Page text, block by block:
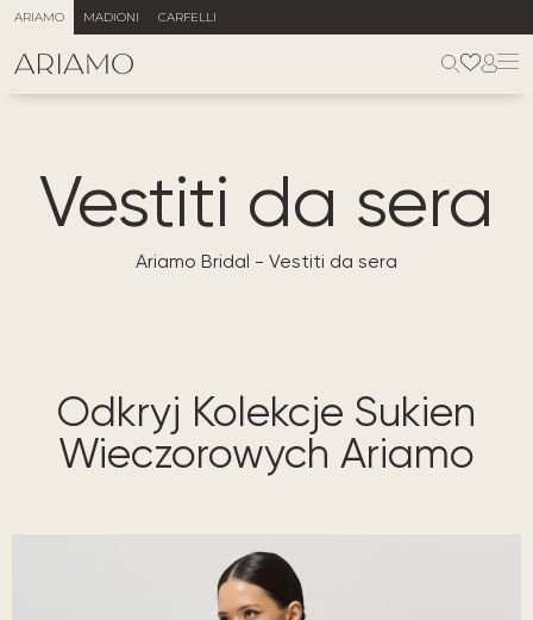
ARIAMO MADIONI CARFELLI
Vestiti da sera
Ariamo Bridal - Vestiti da sera
Odkryj Kolekcje Sukien
Wieczorowych Ariamo​